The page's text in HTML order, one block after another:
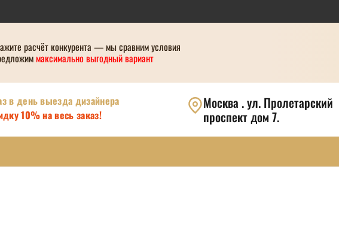
расчёт конкурента — мы сравним условия
максимально выгодный вариант
в день выезда дизайнера
10% на весь заказ!
Москва . ул. Пролетарский
проспект дом 7.